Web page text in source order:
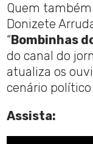
Quem
Donizete
“ Bombinhas
do canal do
atualiza os
cenário
Assista: